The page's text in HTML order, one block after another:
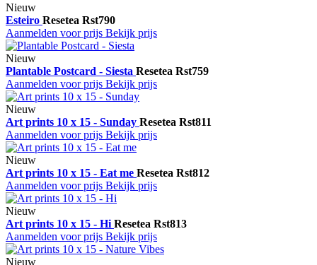
Nieuw
Esteiro Resetea Rst790
Aanmelden voor prijs Bekijk prijs
Nieuw
Plantable Postcard - Siesta Resetea Rst759
Aanmelden voor prijs Bekijk prijs
Nieuw
Art prints 10 x 15 - Sunday Resetea Rst811
Aanmelden voor prijs Bekijk prijs
Nieuw
Art prints 10 x 15 - Eat me Resetea Rst812
Aanmelden voor prijs Bekijk prijs
Nieuw
Art prints 10 x 15 - Hi Resetea Rst813
Aanmelden voor prijs Bekijk prijs
Nieuw